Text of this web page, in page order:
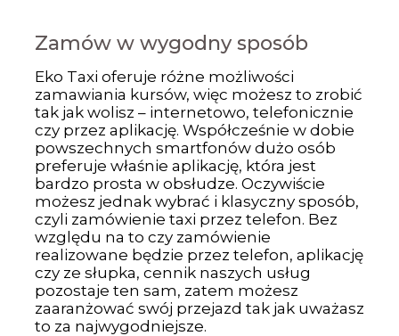
Zamów w wygodny sposób
Eko Taxi oferuje różne możliwości
zamawiania kursów, więc możesz to zrobić
tak jak wolisz – internetowo, telefonicznie
czy przez aplikację. Współcześnie w dobie
powszechnych smartfonów dużo osób
preferuje właśnie aplikację, która jest
bardzo prosta w obsłudze. Oczywiście
możesz jednak wybrać i klasyczny sposób,
czyli zamówienie taxi przez telefon. Bez
względu na to czy zamówienie
realizowane będzie przez telefon, aplikację
czy ze słupka, cennik naszych usług
pozostaje ten sam, zatem możesz
zaaranżować swój przejazd tak jak uważasz
to za najwygodniejsze.